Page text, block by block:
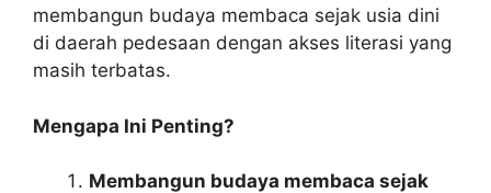
membangun budaya membaca sejak usia dini
di daerah pedesaan dengan akses literasi yang
masih terbatas.
Mengapa Ini Penting?
Membangun budaya membaca sejak